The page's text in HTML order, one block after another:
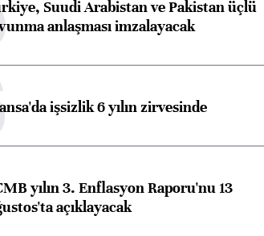
Suudi Arabistan ve Pakistan üçlü
anlaşması imzalayacak
işsizlik 6 yılın zirvesinde
yılın 3. Enflasyon Raporu'nu 13
açıklayacak